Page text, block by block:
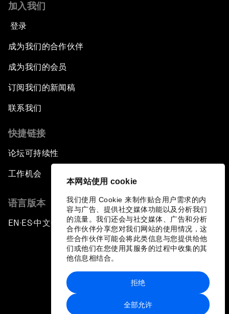
本网站使用 cookie
我们使用 Cookie 来制作贴合用户需求的内
容与广告、提供社交媒体功能以及分析我们
的流量。我们还会与社交媒体、广告和分析
合作伙伴分享您对我们网站的使用情况，这
些合作伙伴可能会将此类信息与您提供给他
们或他们在您使用其服务的过程中收集的其
他信息相结合。
全部允许
拒绝
加入我们
登录
成为我们的合作伙伴
成为我们的会员
订阅我们的新闻稿
联系我们
快捷链接
论坛可持续性
工作机会
语言版本
EN ▪ES▪中文▪ 日本語
站点地图